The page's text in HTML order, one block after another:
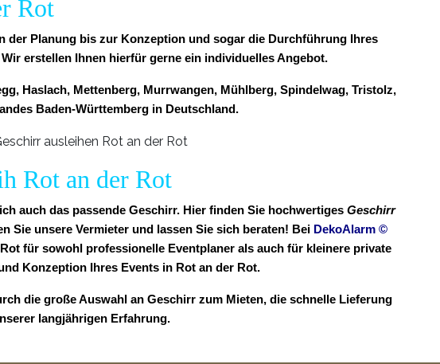
Rot
der Planung bis zur Konzeption und sogar die Durchführung Ihres
erstellen Ihnen hierfür gerne ein individuelles Angebot.
Haslach, Mettenberg, Murrwangen, Mühlberg, Spindelwag, Tristolz,
Baden-Württemberg in Deutschland.
Rot an der Rot
auch das passende Geschirr. Hier finden Sie hochwertiges Geschirr
unsere Vermieter und lassen Sie sich beraten! Bei DekoAlarm ©
für sowohl professionelle Eventplaner als auch für kleinere private
Konzeption Ihres Events in Rot an der Rot.
die große Auswahl an Geschirr zum Mieten, die schnelle Lieferung
langjährigen Erfahrung.